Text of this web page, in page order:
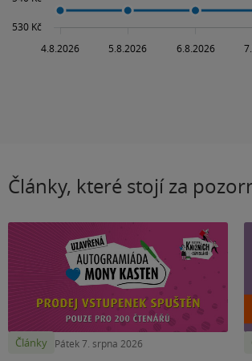
Články, které stojí za
Články Pátek 7. srpna 2026